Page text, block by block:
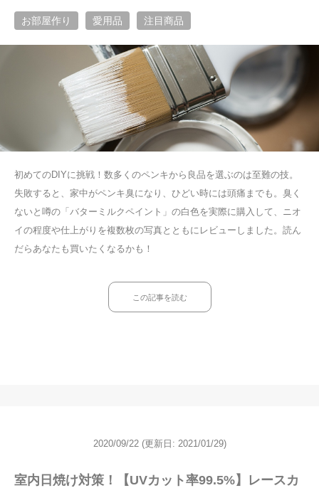
お部屋作り 愛用品 注目商品
初めてのDIYに挑戦！数多くのペンキから良品を選ぶのは至難の技。
失敗すると、家中がペンキ臭になり、ひどい時には頭痛までも。臭く
ないと噂の「バターミルクペイント」の白色を実際に購入して、ニオ
イの程度や仕上がりを複数枚の写真とともにレビューしました。読ん
だらあなたも買いたくなるかも！
この記事を読む
2020/09/22 (更新日: 2021/01/29)
室内日焼け対策！【UVカット率99.5%】レースカ